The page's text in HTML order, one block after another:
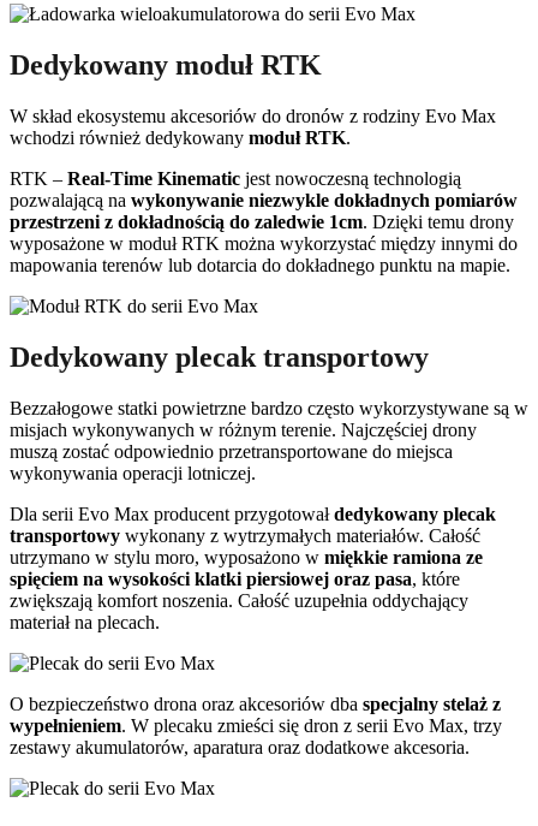
Dedykowany moduł RTK
W skład ekosystemu akcesoriów do dronów z rodziny Evo Max
wchodzi również dedykowany moduł RTK.
RTK – Real-Time Kinematic jest nowoczesną technologią
pozwalającą na wykonywanie niezwykle dokładnych pomiarów
przestrzeni z dokładnością do zaledwie 1cm. Dzięki temu drony
wyposażone w moduł RTK można wykorzystać między innymi do
mapowania terenów lub dotarcia do dokładnego punktu na mapie.
Dedykowany plecak transportowy
Bezzałogowe statki powietrzne bardzo często wykorzystywane są w
misjach wykonywanych w różnym terenie. Najczęściej drony
muszą zostać odpowiednio przetransportowane do miejsca
wykonywania operacji lotniczej.
Dla serii Evo Max producent przygotowałdedykowany plecak
transportowy wykonany z wytrzymałych materiałów. Całość
utrzymano w stylu moro, wyposażono w miękkie ramiona ze
spięciem na wysokości klatki piersiowej oraz pasa, które
zwiększają komfort noszenia. Całość uzupełnia oddychający
materiał na plecach.
O bezpieczeństwo drona oraz akcesoriów dba specjalny stelaż z
wypełnieniem. W plecaku zmieści się dron z serii Evo Max, trzy
zestawy akumulatorów, aparatura oraz dodatkowe akcesoria.